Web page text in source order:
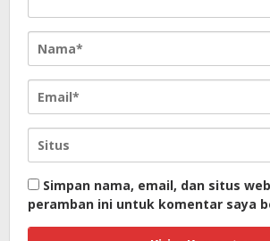
Simpan nama, email, dan situs
peramban ini untuk komentar saya